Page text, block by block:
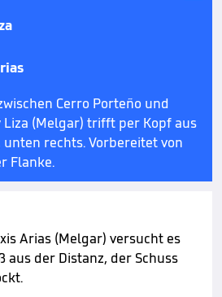
Cerro Porteño und
Liza (Melgar) trifft per Kopf aus
rechts. Vorbereitet von
Flanke.
Arias (Melgar) versucht es
aus der Distanz, der Schuss